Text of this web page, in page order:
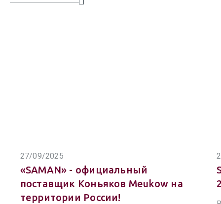
27/09/2025
«SAMAN» - официальный
поставщик Коньяков Meukow на
территории России!